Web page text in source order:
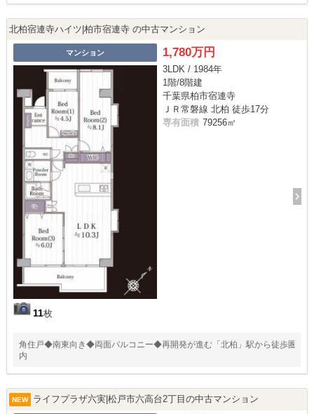
北柏宿連寺ハイツ|柏市宿連寺 の中古マンション
マンション
11枚
1,780万円
3LDK / 1984年
1階/8階建
千葉県柏市宿連寺
ＪＲ常磐線 北柏 徒歩17分
専有面積 79256㎡
角住戸◆南東向き◆両面バルコニー◆再開発が進む「北柏」駅から徒歩圏
内
NEW ライフプラザ六実|松戸市六高台2丁目の中古マンション